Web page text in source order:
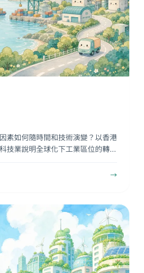
素如何隨時間和技術演變？以香港
技業說明全球化下工業區位的轉
→